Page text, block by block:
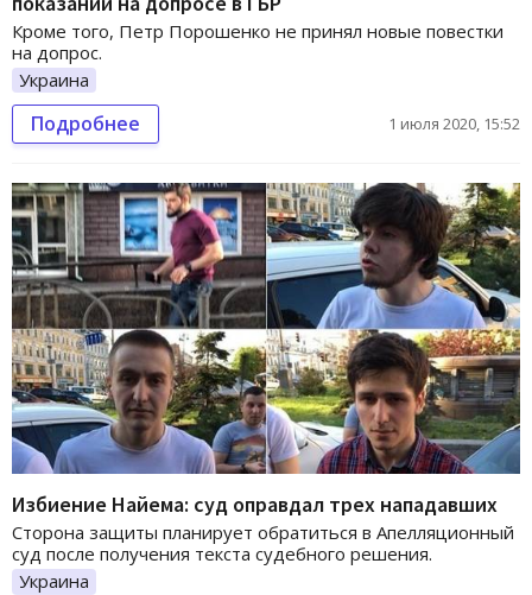
Кроме того, Петр Порошенко не принял новые повестки
на допрос.
Украина
Подробнее 1 июля 2020, 15:52
Избиение Найема: суд оправдал трех нападавших
Сторона защиты планирует обратиться в Апелляционный
суд после получения текста судебного решения.
Украина